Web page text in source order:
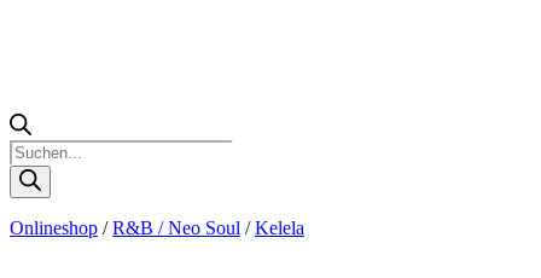
Products
search
Onlineshop /R&B / Neo Soul /Kelela